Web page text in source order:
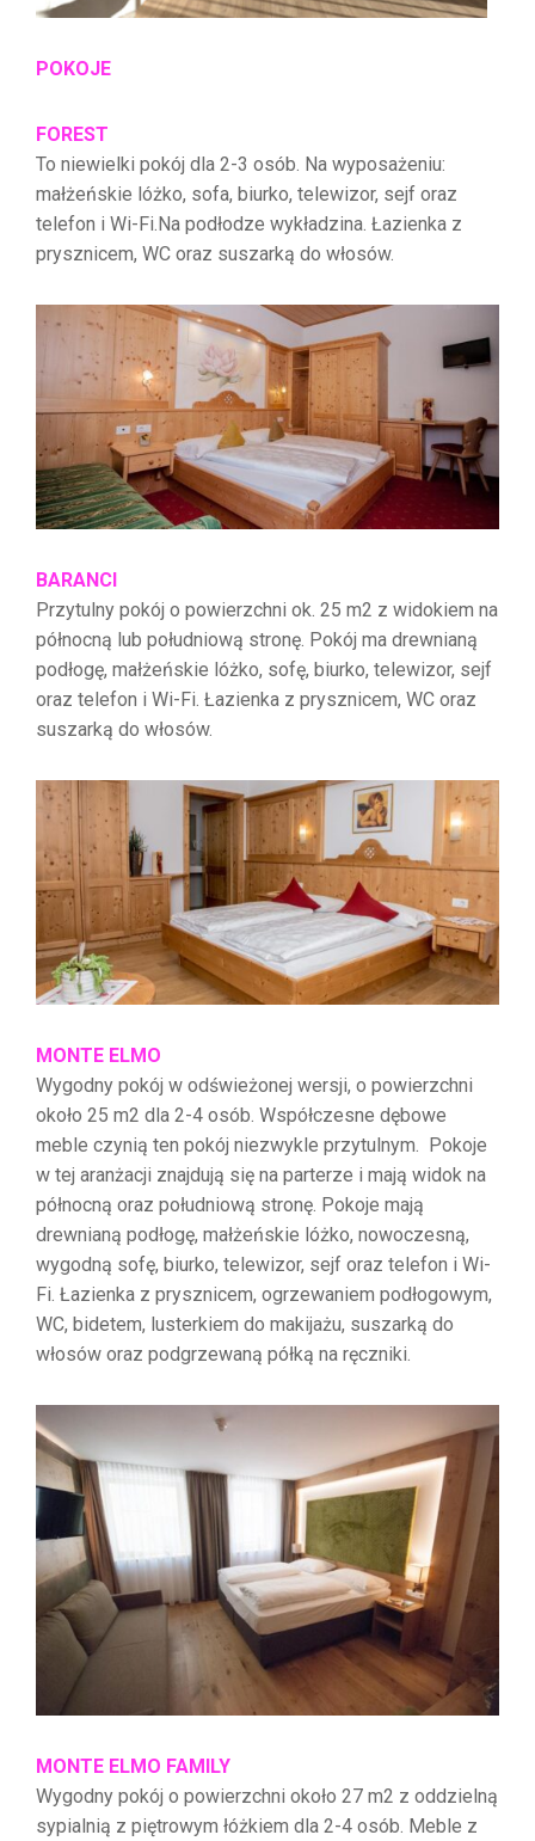
POKOJE
FOREST
To niewielki pokój dla 2-3 osób. Na wyposażeniu:
małżeńskie lóżko, sofa, biurko, telewizor, sejf oraz
telefon i Wi-Fi.Na podłodze wykładzina. Łazienka z
prysznicem, WC oraz suszarką do włosów.
BARANCI
Przytulny pokój o powierzchni ok. 25 m2 z widokiem na
północną lub południową stronę. Pokój ma drewnianą
podłogę, małżeńskie lóżko, sofę, biurko, telewizor, sejf
oraz telefon i Wi-Fi. Łazienka z prysznicem, WC oraz
suszarką do włosów.
MONTE ELMO
Wygodny pokój w odświeżonej wersji, o powierzchni
około 25 m2 dla 2-4 osób. Współczesne dębowe
meble czynią ten pokój niezwykle przytulnym. Pokoje
w tej aranżacji znajdują się na parterze i mają widok na
północną oraz południową stronę. Pokoje mają
drewnianą podłogę, małżeńskie lóżko, nowoczesną,
wygodną sofę, biurko, telewizor, sejf oraz telefon i Wi-
Fi. Łazienka z prysznicem, ogrzewaniem podłogowym,
WC, bidetem, lusterkiem do makijażu, suszarką do
włosów oraz podgrzewaną półką na ręczniki.
MONTE ELMO FAMILY
Wygodny pokój o powierzchni około 27 m2 z oddzielną
sypialnią z piętrowym łóżkiem dla 2-4 osób. Meble z